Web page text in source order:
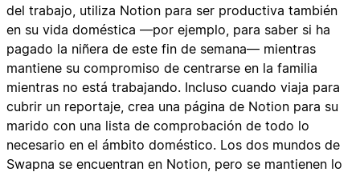
del trabajo, utiliza Notion para ser productiva también
en su vida doméstica —por ejemplo, para saber si ha
pagado la niñera de este fin de semana— mientras
mantiene su compromiso de centrarse en la familia
mientras no está trabajando. Incluso cuando viaja para
cubrir un reportaje, crea una página de Notion para su
marido con una lista de comprobación de todo lo
necesario en el ámbito doméstico. Los dos mundos de
Swapna se encuentran en Notion, pero se mantienen lo